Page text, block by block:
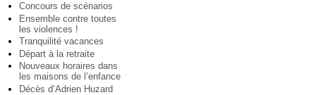
Concours de scénarios
Ensemble contre toutes
les violences !
Tranquilité vacances
Départ à la retraite
Nouveaux horaires dans
les maisons de l’enfance
Décès d’Adrien Huzard